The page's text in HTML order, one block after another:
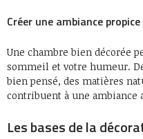
Créer une ambiance
Une chambre bien décorée
sommeil et votre humeur.
bien pensé, des matières
contribuent à une ambiance
Les bases de la